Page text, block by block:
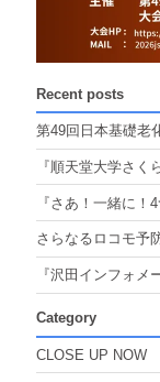
Recent posts
第49回日本基礎老
『順天堂大学さ
『さあ！一緒に！
さらなるロコモ予
『沢田インフォメ
Category
CLOSE UP NOW